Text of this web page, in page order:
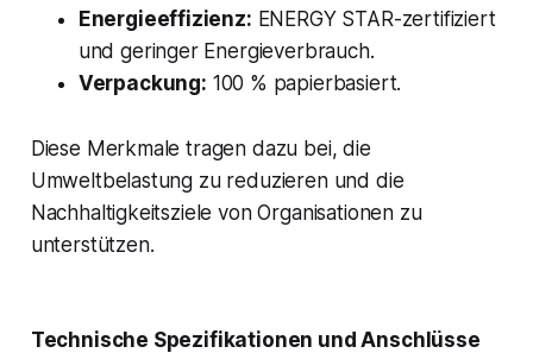
Energieeffizienz: ENERGY STAR-zertifiziert
und geringer Energieverbrauch.
Verpackung: 100 % papierbasiert.
Diese Merkmale tragen dazu bei, die
Umweltbelastung zu reduzieren und die
Nachhaltigkeitsziele von Organisationen zu
unterstützen.
Technische Spezifikationen und Anschlüsse